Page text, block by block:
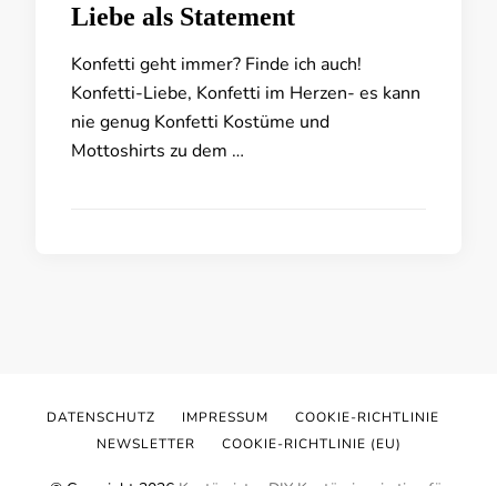
Liebe als Statement
Konfetti geht immer? Finde ich auch!
Konfetti-Liebe, Konfetti im Herzen- es kann
nie genug Konfetti Kostüme und
Mottoshirts zu dem …
DATENSCHUTZ IMPRESSUM
COOKIE-RICHTLINIE
NEWSLETTER
COOKIE-RICHTLINIE (EU)